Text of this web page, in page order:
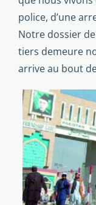
police, d’une
Notre dossier
tiers demeure
arrive au bout